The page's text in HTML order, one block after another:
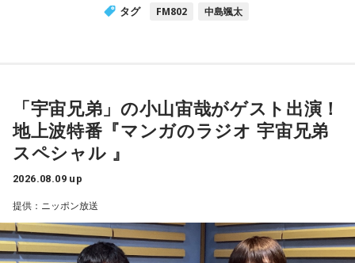
タグ FM802 中島颯太
「宇宙兄弟」の小山宙哉がゲスト出演！
地上波特番『マンガのラジオ 宇宙兄弟
スペシャル 』
2026.08.09 up
提供：ニッポン放送